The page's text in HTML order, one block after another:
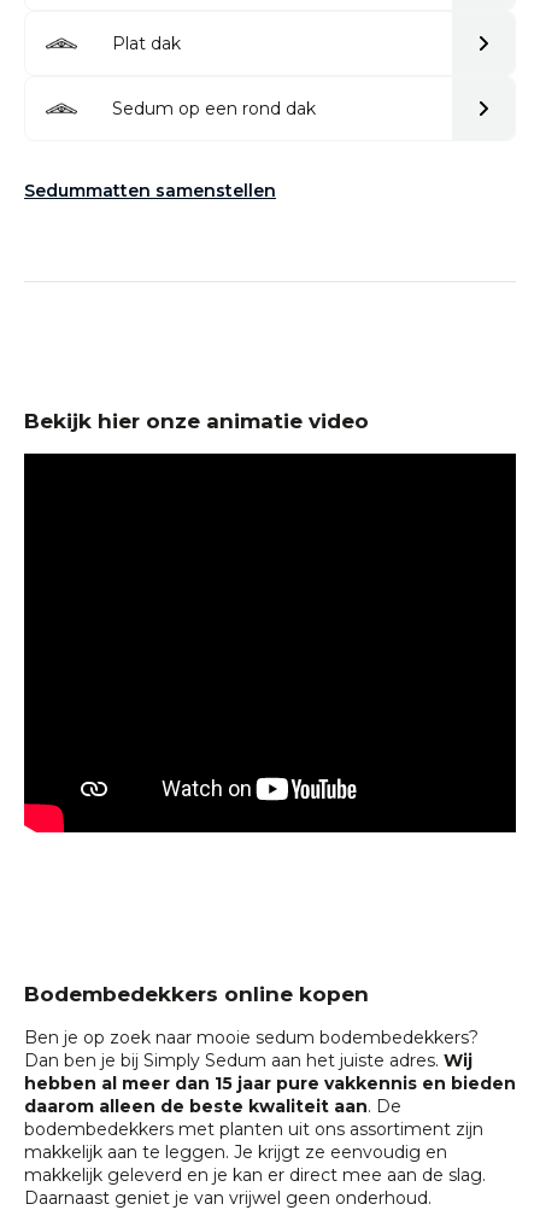
Plat dak
Sedum op een rond dak
Sedummatten samenstellen
Bekijk hier onze animatie video
Bodembedekkers online kopen
Ben je op zoek naar mooie sedum bodembedekkers?
Dan ben je bij Simply Sedum aan het juiste adres. Wij
hebben al meer dan 15 jaar pure vakkennis en bieden
daarom alleen de beste kwaliteit aan. De
bodembedekkers met planten uit ons assortiment zijn
makkelijk aan te leggen. Je krijgt ze eenvoudig en
makkelijk geleverd en je kan er direct mee aan de slag.
Daarnaast geniet je van vrijwel geen onderhoud.